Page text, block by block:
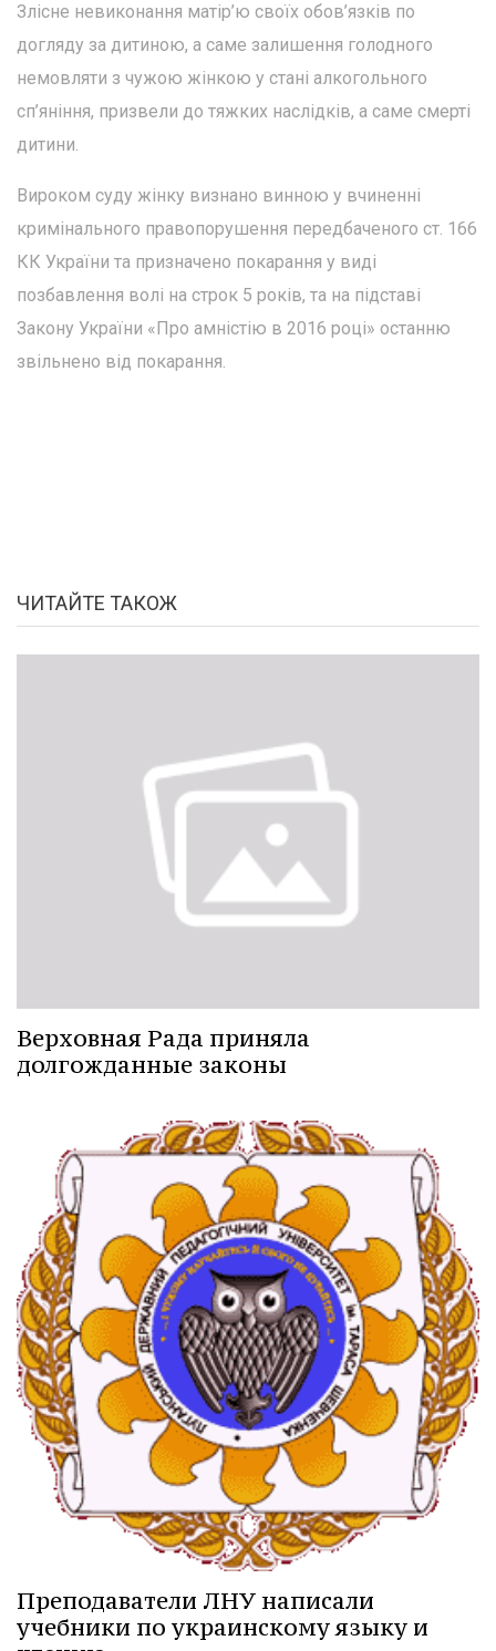
Злісне невиконання матір’ю своїх обов’язків по
догляду за дитиною, а саме залишення голодного
немовляти з чужою жінкою у стані алкогольного
сп’яніння, призвели до тяжких наслідків, а саме смерті
дитини.
Вироком суду жінку визнано винною у вчиненні
кримінального правопорушення передбаченого ст. 166
КК України та призначено покарання у виді
позбавлення волі на строк 5 років, та на підставі
Закону України «Про амністію в 2016 році» останню
звільнено від покарання.
ЧИТАЙТЕ ТАКОЖ
Верховная Рада приняла
долгожданные законы
Преподаватели ЛНУ написали
учебники по украинскому языку и